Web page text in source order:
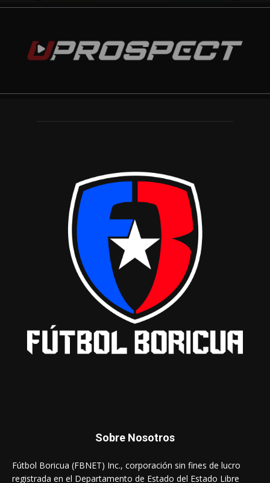
Sobre Nosotros
Fútbol Boricua (FBNET) Inc., corporación sin fines de lucro
registrada en el Departamento de Estado del Estado Libre